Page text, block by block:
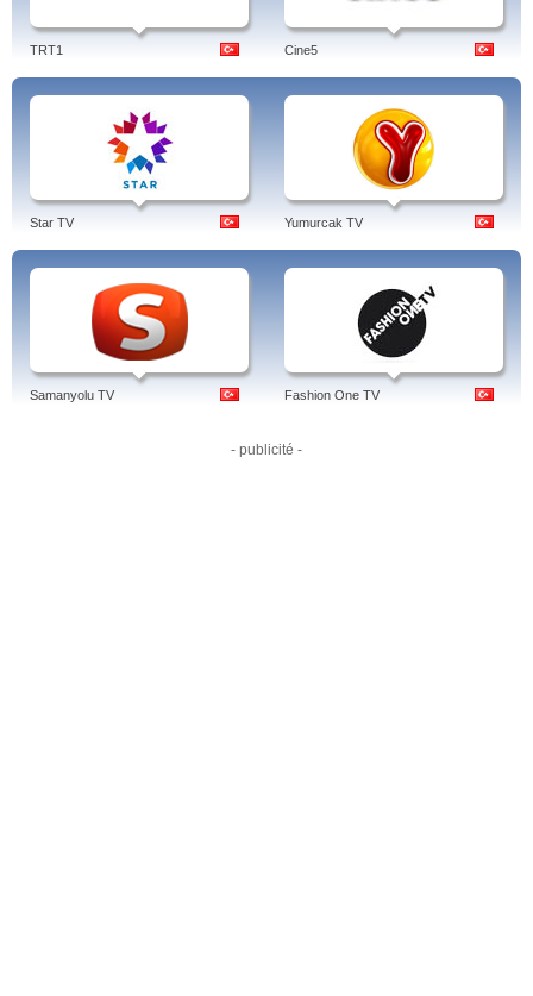
televizyon kanallarından biridir.
Haber Bülteni, Bana Her Şey Yakışır, Ben Bilmem Eşim Bilir, Beyaz Show,
Cinemania, Doktorum, Evim Şahane, Günaydın, Magazin D, Mutfağım, Şans
Kapıda, Şanslı Masa, Şebeke.
Tags: kanal d, izle, yayın akışı, oyun, güneşi beklerken, dizileri, haber, çalıkuşu,
merhamet, frekans, küçük ağa, canlı yayın, canli yayin, canli tv, canli, canlı tv
izle - canli izle, canlı izle, kanal d, türkiye, türk.
TRT1 Cine5
Star TV Yumurcak TV
Samanyolu TV Fashion One TV
- publicité -